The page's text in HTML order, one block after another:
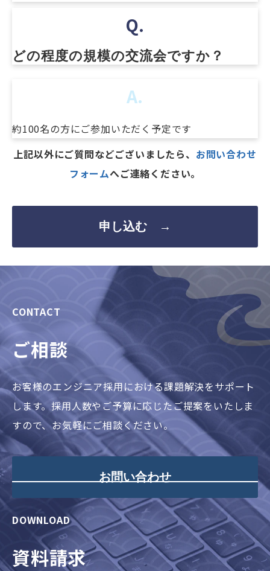
Q.
どの程度の規模の交流会ですか？
A.
約100名の方にご参加いただく予定です
上記以外にご質問などございましたら、 お問い合わせ
フォームへご連絡ください。
申し込む →
CONTACT
ご相談
お客様のエンジニア採用における課題解決をサポート
します。採用人数やご予算に応じたご提案をいたしま
すので、お気軽にご相談ください。
お問い合わせ
DOWNLOAD
資料請求